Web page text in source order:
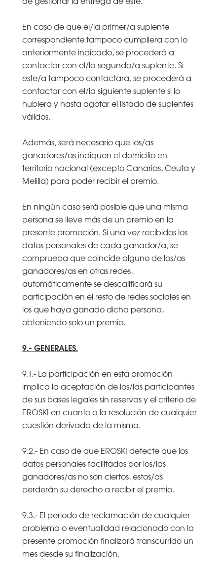
En caso de que el/la primer/a suplente
correspondiente tampoco cumpliera con lo
anteriormente indicado, se procederá a
contactar con el/la segundo/a suplente. Si
este/a tampoco contactara, se procederá a
contactar con el/la siguiente suplente si lo
hubiera y hasta agotar el listado de suplentes
válidos.
Además, será necesario que los/as
ganadores/as indiquen el domicilio en
territorio nacional (excepto Canarias, Ceuta y
Melilla) para poder recibir el premio.
En ningún caso será posible que una misma
persona se lleve más de un premio en la
presente promoción. Si una vez recibidos los
datos personales de cada ganador/a, se
comprueba que coincide alguno de los/as
ganadores/as en otras redes,
automáticamente se descalificará su
participación en el resto de redes sociales en
los que haya ganado dicha persona,
obteniendo solo un premio.
9.- GENERALES.
9.1.- La participación en esta promoción
implica la aceptación de los/las participantes
de sus bases legales sin reservas y el criterio de
EROSKI en cuanto a la resolución de cualquier
cuestión derivada de la misma.
9.2.- En caso de que EROSKI detecte que los
datos personales facilitados por los/las
ganadores/as no son ciertos, estos/as
perderán su derecho a recibir el premio.
9.3.- El periodo de reclamación de cualquier
problema o eventualidad relacionado con la
presente promoción finalizará transcurrido un
mes desde su finalización.